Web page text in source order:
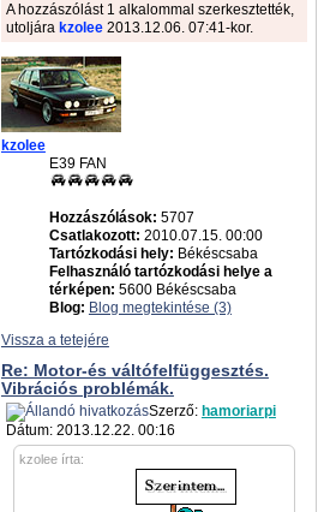
A hozzászólást 1 alkalommal szerkesztették,
utoljára kzolee2013.12.06. 07:41-kor.
kzolee
E39 FAN
Hozzászólások: 5707
Csatlakozott: 2010.07.15. 00:00
Tartózkodási hely: Békéscsaba
Felhasználó tartózkodási helye a
térképen: 5600 Békéscsaba
Blog: Blog megtekintése (3)
Vissza a tetejére
Re: Motor-és váltófelfüggesztés.
Vibrációs problémák.
Szerző: hamoriarpi
Dátum: 2013.12.22. 00:16
kzolee írta: